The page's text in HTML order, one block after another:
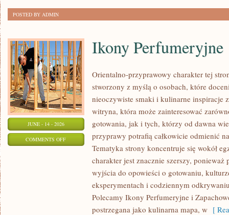
POSTED BY ADMIN
JUNE - 14 - 2026
COMMENTS OFFON
PERFUMERYJNE
Ikony Perfumeryjne
Orientalno-przyprawowy charakter tej
stworzony z myślą o osobach, które
nieoczywiste smaki i kulinarne inspiracje
witryna, która może zainteresować
gotowania, jak i tych, którzy od dawna
przyprawy potrafią całkowicie odmienić
Tematyka strony koncentruje się wokół
charakter jest znacznie szerszy,
wyjścia do opowieści o gotowaniu,
eksperymentach i codziennym
Polecamy Ikony Perfumeryjne i
postrzegana jako kulinarna mapa, w [